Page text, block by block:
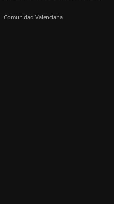
Comunidad Valenciana